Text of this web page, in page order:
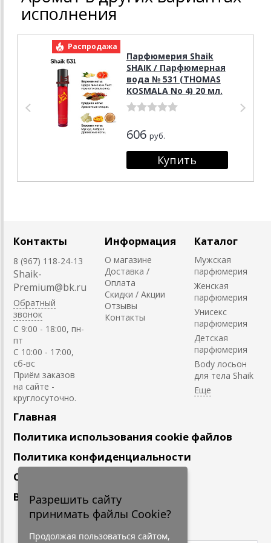
исполнения
Распродажа
Парфюмерия Shaik
SHAIK / Парфюмерная
вода № 531 (THOMAS
KOSMALA No 4) 20 мл.
606 руб.
Контакты
8 (967) 118-24-13
Shaik-
Premium@bk.ru
Обратный
звонок
C 9:00 - 18:00, пн-
пт
С 10:00 - 17:00,
сб-вс
Приём заказов
на сайте -
круглосуточно.
Информация
О магазине
Доставка /
Оплата
Скидки / Акции
Отзывы
Контакты
Каталог
Мужская
парфюмерия
Женская
парфюмерия
Унисекс
парфюмерия
Детская
парфюмерия
Body лосьон
для тела Shaik
Главная
Политика использования cookie файлов
Политика конфиденциальности
Сотрудничество
Вакансии
Подпишитесь
Разрешить сайту
принимать файлы Cookie?
Продолжая пользоваться сайтом,